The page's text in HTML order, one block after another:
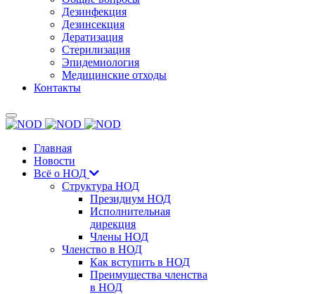
Дезинфекция
Дезинсекция
Дератизация
Стерилизация
Эпидемиология
Медицинские отходы
Контакты
Главная
Новости
Всё о НОД
Структура НОД
Президиум НОД
Исполнительная
дирекция
Члены НОД
Членство в НОД
Как вступить в НОД
Преимущества членства
в НОД